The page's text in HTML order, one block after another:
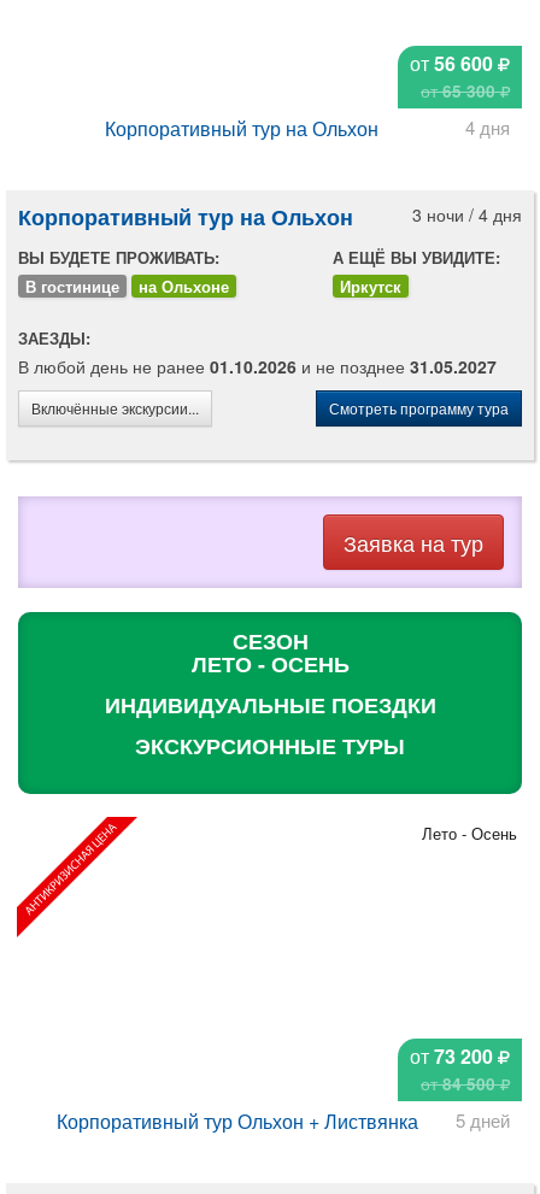
от56 600
от65 300
4 дня
Корпоративный тур на Ольхон
3 ночи / 4 дня
Корпоративный тур на Ольхон
ВЫ БУДЕТЕ ПРОЖИВАТЬ:
В гостинице
на Ольхоне
А ЕЩЁ ВЫ УВИДИТЕ:
Иркутск
ЗАЕЗДЫ:
В любой день не ранее 01.10.2026 и не позднее 31.05.2027
Включённые экскурсии... Смотреть программу тура
Заявка на тур
СЕЗОН
ЛЕТО - ОСЕНЬ
ИНДИВИДУАЛЬНЫЕ ПОЕЗДКИ
ЭКСКУРСИОННЫЕ ТУРЫ
от73 200
от84 500
Лето - Осень
5 дней
Корпоративный тур Ольхон + Листвянка